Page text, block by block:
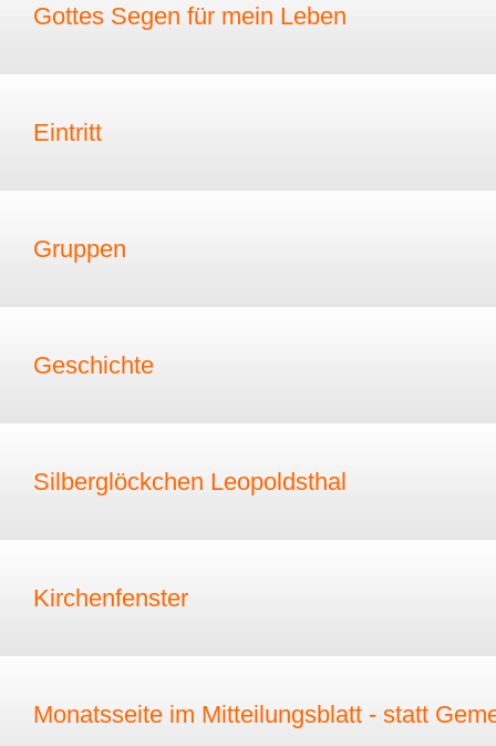
Gottes Segen für mein Leben
Eintritt
Gruppen
Geschichte
Silberglöckchen Leopoldsthal
Kirchenfenster
Monatsseite im Mitteilungsblatt - statt